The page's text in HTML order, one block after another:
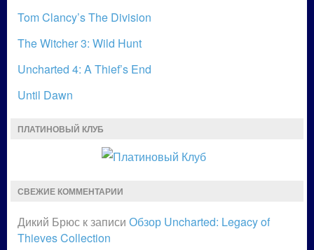
Tom Clancy’s The Division
The Witcher 3: Wild Hunt
Uncharted 4: A Thief’s End
Until Dawn
ПЛАТИНОВЫЙ КЛУБ
СВЕЖИЕ КОММЕНТАРИИ
Дикий Брюс к записи Обзор Uncharted: Legacy of
Thieves Collection